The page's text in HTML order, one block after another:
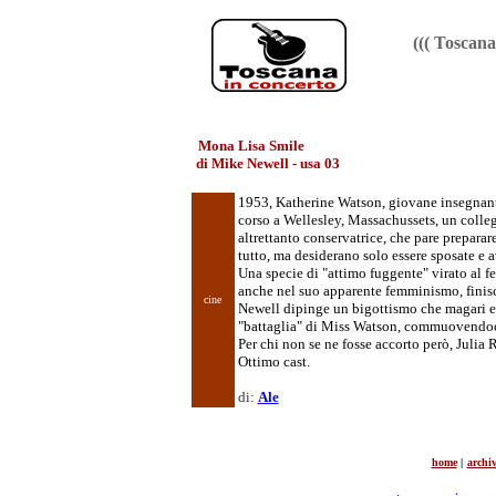
(((
Mona Lisa Smile
di Mike Newell - usa 03
cine
1953, Katherine Watson, giovane
corso a Wellesley, Massachussets, un
altrettanto conservatrice, che pare
tutto, ma desiderano solo essere sposate e
Una specie di "attimo fuggente" virato al
anche nel suo apparente femminismo,
Newell dipinge un bigottismo che magari
"battaglia" di Miss Watson,
Per chi non se ne fosse accorto però, Julia
Ottimo cast.
di: Ale
home |